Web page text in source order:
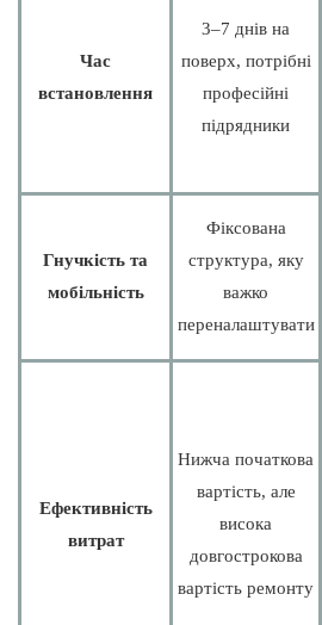
Час
встановлення
3–7 днів на
поверх, потрібні
професійні
підрядники
Гнучкість та
мобільність
Фіксована
структура, яку
важко
переналаштувати
Ефективність
витрат
Нижча початкова
вартість, але
висока
довгострокова
вартість ремонту